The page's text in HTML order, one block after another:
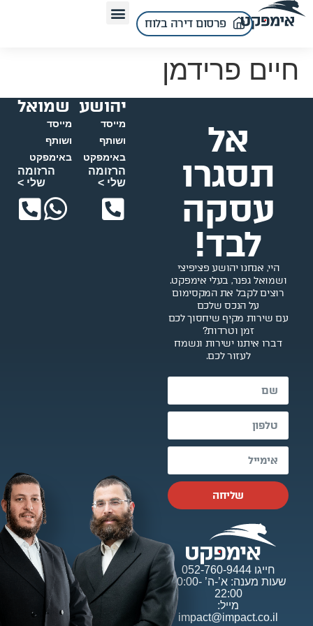
פרסום דירה בלוח
חיים פרידמן
אל
תסגרו
עסקה
לבד!
היי, אנחנו יהושע פציפיצי
ושמואל גפנר, בעלי אימפקט.
רוצים לקבל את המקסימום
על הנכס שלכם
עם שירות מקיף שיחסוך לכם
זמן וטרדות?
דברו איתנו ישירות ונשמח
לעזור לכם.
שליחה
חייגו 052-760-9444
שעות מענה: א’-ה’ 10:00-
22:00
מייל:
impact@impact.co.il
יהושע
מייסד
ושותף
באימפקט
הרזומה
שלי >
שמואל
מייסד
ושותף
באימפקט
הרזומה
שלי >